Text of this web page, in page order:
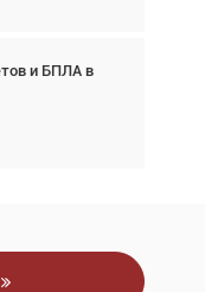
и БПЛА в
к